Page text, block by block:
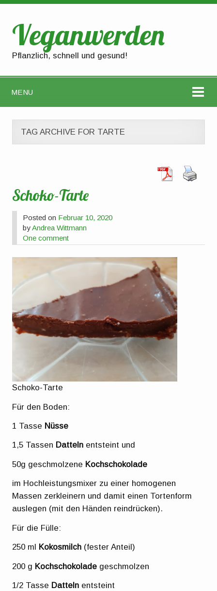
Veganwerden
Pflanzlich, schnell und gesund!
MENU
TAG ARCHIVE FOR TARTE
Schoko-Tarte
Posted on Februar 10, 2020
byAndrea Wittmann
One comment
Schoko-Tarte
Für den Boden:
1 Tasse Nüsse
1,5 Tassen Datteln entsteint und
50g geschmolzene Kochschokolade
im Hochleistungsmixer zu einer homogenen
Massen zerkleinern und damit einen Tortenform
auslegen (mit den Händen reindrücken).
Für die Fülle:
250 ml Kokosmilch (fester Anteil)
200 g Kochschokolade geschmolzen
1/2 Tasse Datteln entsteint